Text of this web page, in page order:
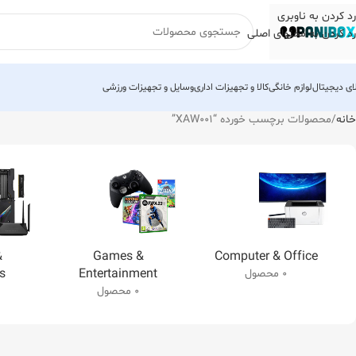
رد کردن به ناوبری
رد کردن به محتوای اصلی
دیجیتاللوازم خانگیکالا و تجهیزات اداریوسایل و تجهیزات ورزشی
خانه محصولات برچسب خورده “XAW001”
Computer & Office
0 محصول
Games &
Entertainment
0 محصول